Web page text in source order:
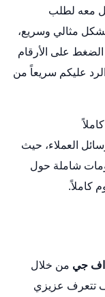
معه لطلب
مثالي وسريع،
على الأرقام
عليكم سريعاً من
العملاء، حيث
شاملة حول
كاملاً.
اف جي من خلال
تتعرف عزيزي